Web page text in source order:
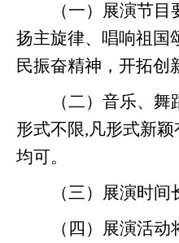
（一）展演节
扬主旋律、唱响祖国
民振奋精神，开拓创
（二）音乐、
形式不限,凡形式新
均可。
（三）展演时
（四）展演活